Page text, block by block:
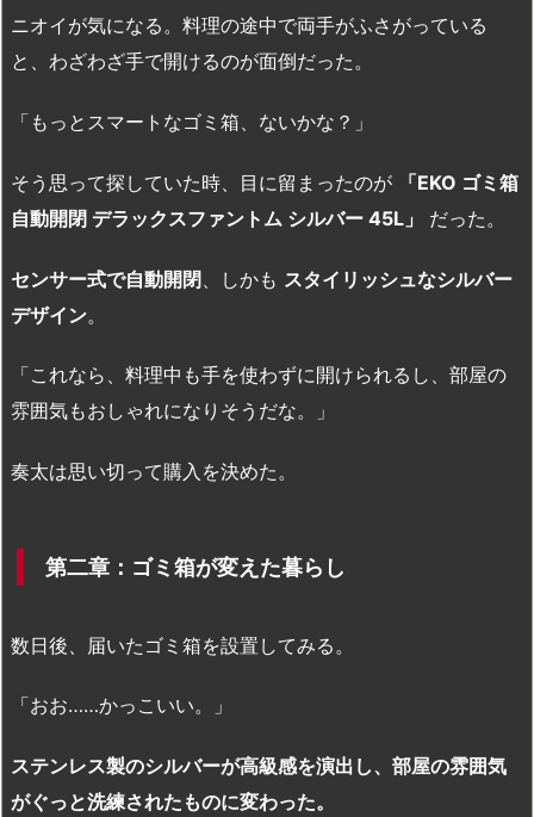
ニオイが気になる。料理の途中で両手がふさがっている
と、わざわざ手で開けるのが面倒だった。
「もっとスマートなゴミ箱、ないかな？」
そう思って探していた時、目に留まったのが
「EKO ゴミ箱
自動開閉 デラックスファントム シルバー 45L」
だった。
センサー式で自動開閉 、しかも スタイリッシュなシルバー
デザイン。
「これなら、料理中も手を使わずに開けられるし、部屋の
雰囲気もおしゃれになりそうだな。」
奏太は思い切って購入を決めた。
第二章：ゴミ箱が変えた暮らし
数日後、届いたゴミ箱を設置してみる。
「おお……かっこいい。」
ステンレス製のシルバーが高級感を演出し、部屋の雰囲気
がぐっと洗練されたものに変わった。